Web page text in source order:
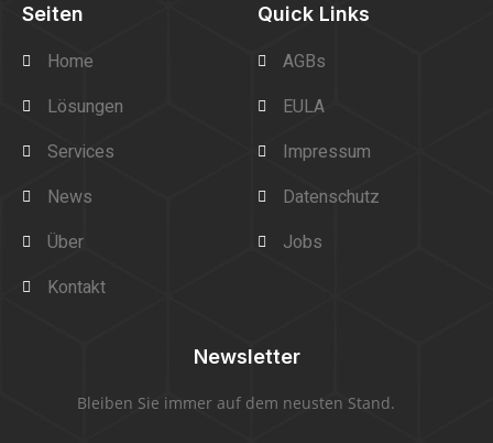
Seiten
Home
Lösungen
Services
News
Über
Kontakt
Quick Links
AGBs
EULA
Impressum
Datenschutz
Jobs
Newsletter
Bleiben Sie immer auf dem neusten Stand.